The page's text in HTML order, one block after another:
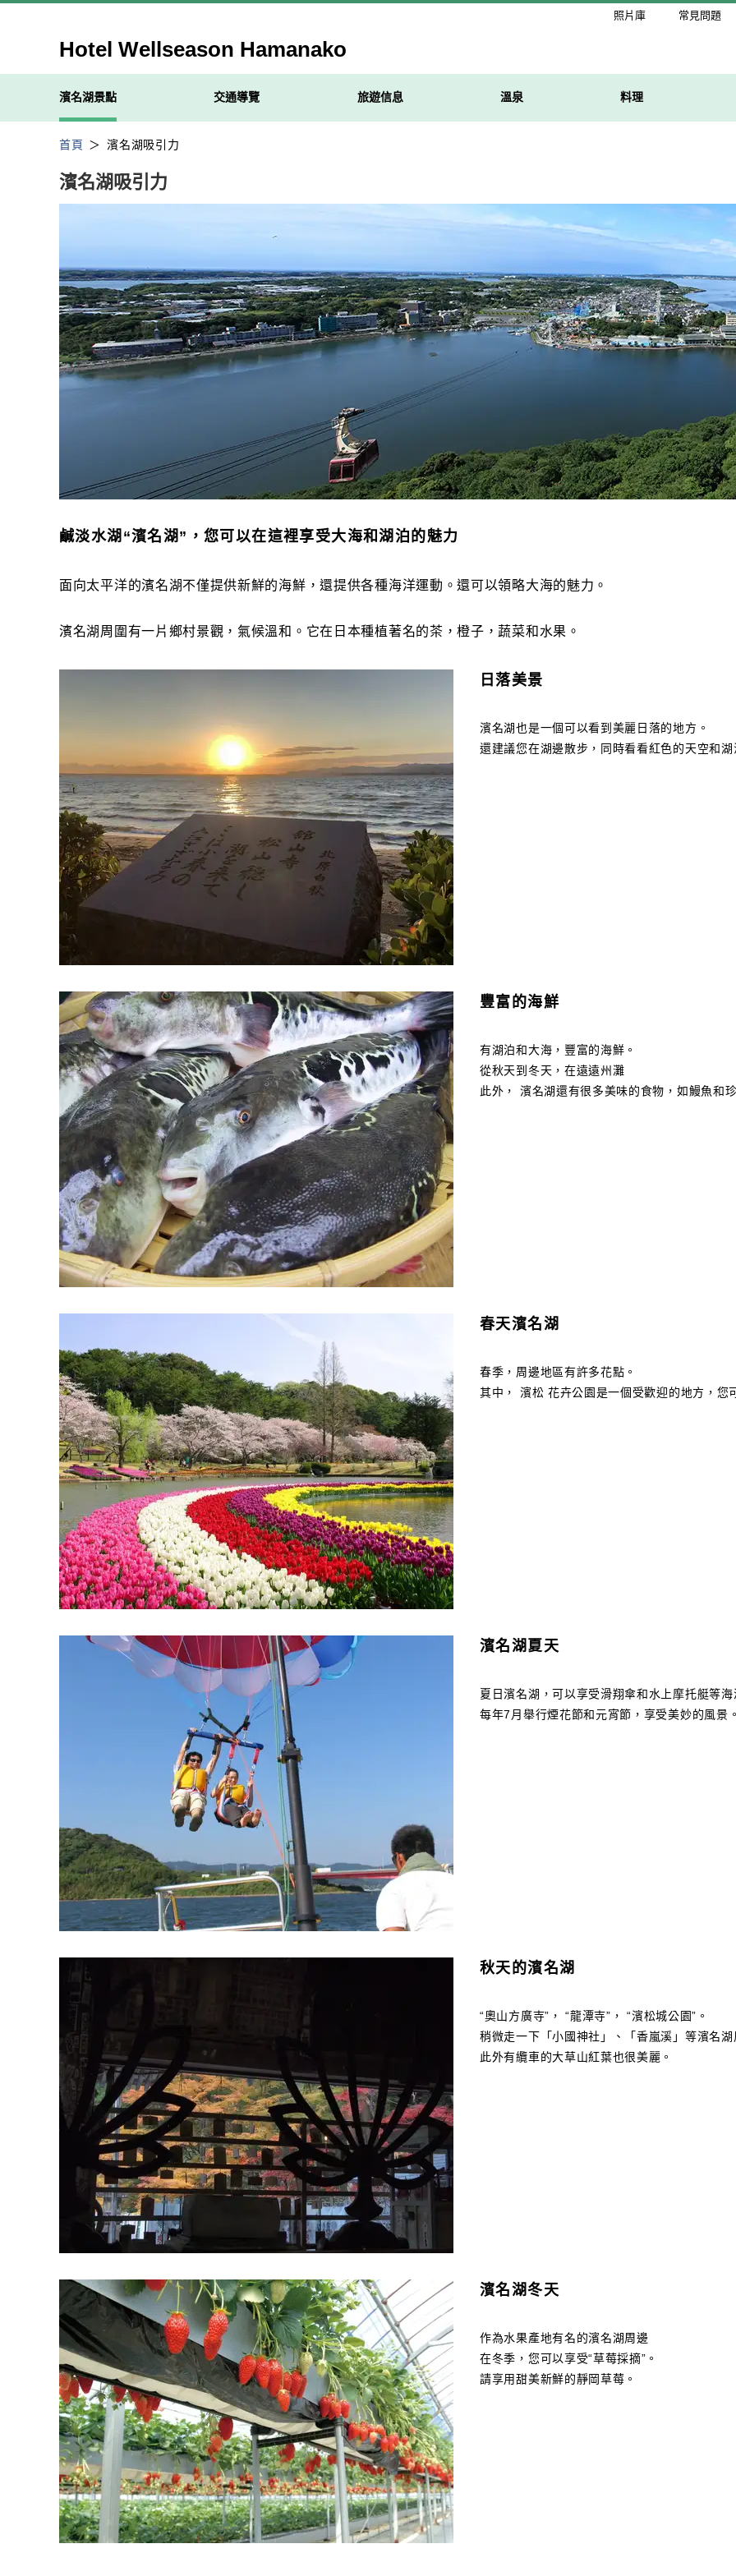
照片庫 常見問題
Hotel Wellseason Hamanako
濱名湖景點 交通導覽 旅遊信息 溫泉 料理
首頁 濱名湖吸引力
濱名湖吸引力
鹹淡水湖“濱名湖”，您可以在這裡享受大海和湖泊的魅力
面向太平洋的濱名湖不僅提供新鮮的海鮮，還提供各種海洋運動。還可以領略大海的魅力。
濱名湖周圍有一片鄉村景觀，氣候溫和。它在日本種植著名的茶，橙子，蔬菜和水果。
日落美景
濱名湖也是一個可以看到美麗日落的地方。
還建議您在湖邊散步，同時看看紅色的天空和湖
豐富的海鮮
有湖泊和大海，豐富的海鮮。
從秋天到冬天，在遠遠州灘
此外， 濱名湖還有很多美味的食物，如鰻魚和
春天濱名湖
春季，周邊地區有許多花點。
其中， 濱松 花卉公園是一個受歡迎的地方，您
濱名湖夏天
夏日濱名湖，可以享受滑翔傘和水上摩托艇等海
每年7月舉行煙花節和元宵節，享受美妙的風景。
秋天的濱名湖
“奧山方廣寺”， “龍潭寺”， “濱松城公園”。
稍微走一下「小國神社」、「香嵐溪」等濱名湖
此外有纜車的大草山紅葉也很美麗。
濱名湖冬天
作為水果產地有名的濱名湖周邊
在冬季，您可以享受“草莓採摘”。
請享用甜美新鮮的靜岡草莓。